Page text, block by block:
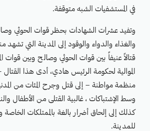
في المستشفيات الشبه متوقفة.
وتفيد عشرات الشهادات بحظر قوات الحوثي
والغذاء والدواء والوقود إلى المدينة التي
قتالاً عنيفاً بين قوات الحوثي وصالح وبين قوات
الموالية لحكومة الرئيس هادي، أدى هذا
منظمة مواطنة – إلى قتل وجرح المئات من
وسط الإشتباكات ، غالبية القتلى من الأطفال
كذلك إلى إلحاق أضرار بالغة بالممتلكات الخاصة
للمدينة.